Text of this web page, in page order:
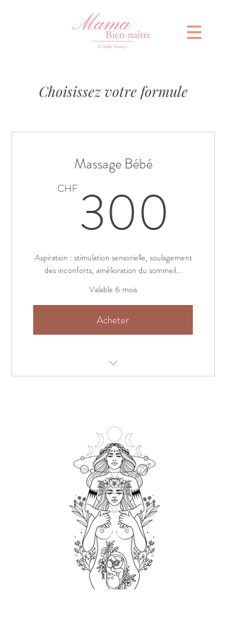
Choisissez votre formule
Massage Bébé
CHF 300
Aspiration : stimulation sensorielle, soulagement
des inconforts, amélioration du sommeil...
Valable 6 mois
Acheter